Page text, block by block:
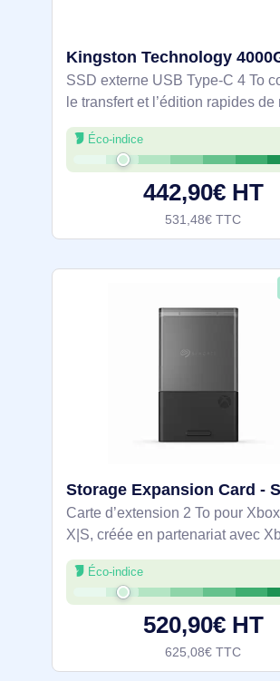
SSD externe USB Type-C 4 To
le transfert et l’édition rapides de
lourds (images haute résolution,
8K, fichiers volumineux). Débits
000 Mo/s en lecture/écriture.
Éco-indice
442,90€ HT
531,48€ TTC
Carte d’extension 2 To pour
X|S, créée en partenariat avec
augmenter la capacité de la
Intégrée à l’architecture Xbox
permet de lancer et jouer
Éco-indice
520,90€ HT
625,08€ TTC